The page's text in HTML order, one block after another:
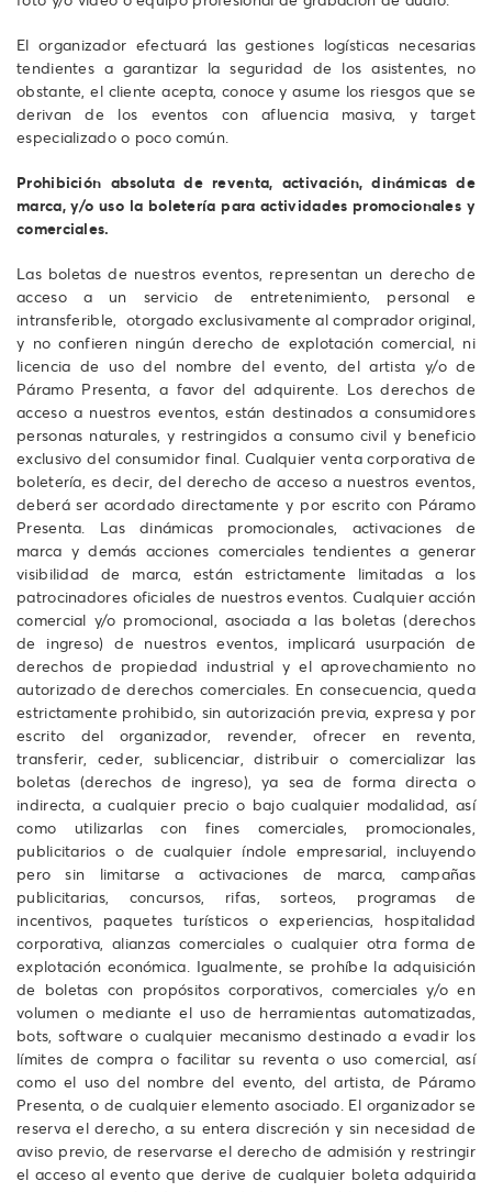
El organizador efectuará las gestiones logísticas necesarias
tendientes a garantizar la seguridad de los asistentes, no
obstante, el cliente acepta, conoce y asume los riesgos que se
derivan de los eventos con afluencia masiva, y target
especializado o poco común.
Prohibición absoluta de reventa, activación, dinámicas de
marca, y/o uso la boletería para actividades promocionales y
comerciales.
Las boletas de nuestros eventos, representan un derecho de
acceso a un servicio de entretenimiento, personal e
intransferible, otorgado exclusivamente al comprador original,
y no confieren ningún derecho de explotación comercial, ni
licencia de uso del nombre del evento, del artista y/o de
Páramo Presenta, a favor del adquirente. Los derechos de
acceso a nuestros eventos, están destinados a consumidores
personas naturales, y restringidos a consumo civil y beneficio
exclusivo del consumidor final. Cualquier venta corporativa de
boletería, es decir, del derecho de acceso a nuestros eventos,
deberá ser acordado directamente y por escrito con Páramo
Presenta. Las dinámicas promocionales, activaciones de
marca y demás acciones comerciales tendientes a generar
visibilidad de marca, están estrictamente limitadas a los
patrocinadores oficiales de nuestros eventos. Cualquier acción
comercial y/o promocional, asociada a las boletas (derechos
de ingreso) de nuestros eventos, implicará usurpación de
derechos de propiedad industrial y el aprovechamiento no
autorizado de derechos comerciales. En consecuencia, queda
estrictamente prohibido, sin autorización previa, expresa y por
escrito del organizador, revender, ofrecer en reventa,
transferir, ceder, sublicenciar, distribuir o comercializar las
boletas (derechos de ingreso), ya sea de forma directa o
indirecta, a cualquier precio o bajo cualquier modalidad, así
como utilizarlas con fines comerciales, promocionales,
publicitarios o de cualquier índole empresarial, incluyendo
pero sin limitarse a activaciones de marca, campañas
publicitarias, concursos, rifas, sorteos, programas de
incentivos, paquetes turísticos o experiencias, hospitalidad
corporativa, alianzas comerciales o cualquier otra forma de
explotación económica. Igualmente, se prohíbe la adquisición
de boletas con propósitos corporativos, comerciales y/o en
volumen o mediante el uso de herramientas automatizadas,
bots, software o cualquier mecanismo destinado a evadir los
límites de compra o facilitar su reventa o uso comercial, así
como el uso del nombre del evento, del artista, de Páramo
Presenta, o de cualquier elemento asociado. El organizador se
reserva el derecho, a su entera discreción y sin necesidad de
aviso previo, de reservarse el derecho de admisión y restringir
el acceso al evento que derive de cualquier boleta adquirida